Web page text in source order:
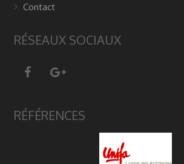
Contact
RÉSEAUX SOCIAUX
RÉFÉRENCES